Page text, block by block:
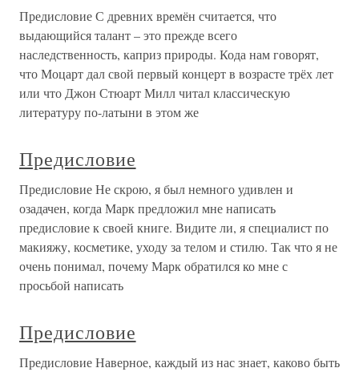
Предисловие С древних времён считается, что
выдающийся талант – это прежде всего
наследственность, каприз природы. Кода нам говорят,
что Моцарт дал свой первый концерт в возрасте трёх лет
или что Джон Стюарт Милл читал классическую
литературу по-латыни в этом же
Предисловие
Предисловие Не скрою, я был немного удивлен и
озадачен, когда Марк предложил мне написать
предисловие к своей книге. Видите ли, я специалист по
макияжу, косметике, уходу за телом и стилю. Так что я не
очень понимал, почему Марк обратился ко мне с
просьбой написать
Предисловие
Предисловие Наверное, каждый из нас знает, каково быть